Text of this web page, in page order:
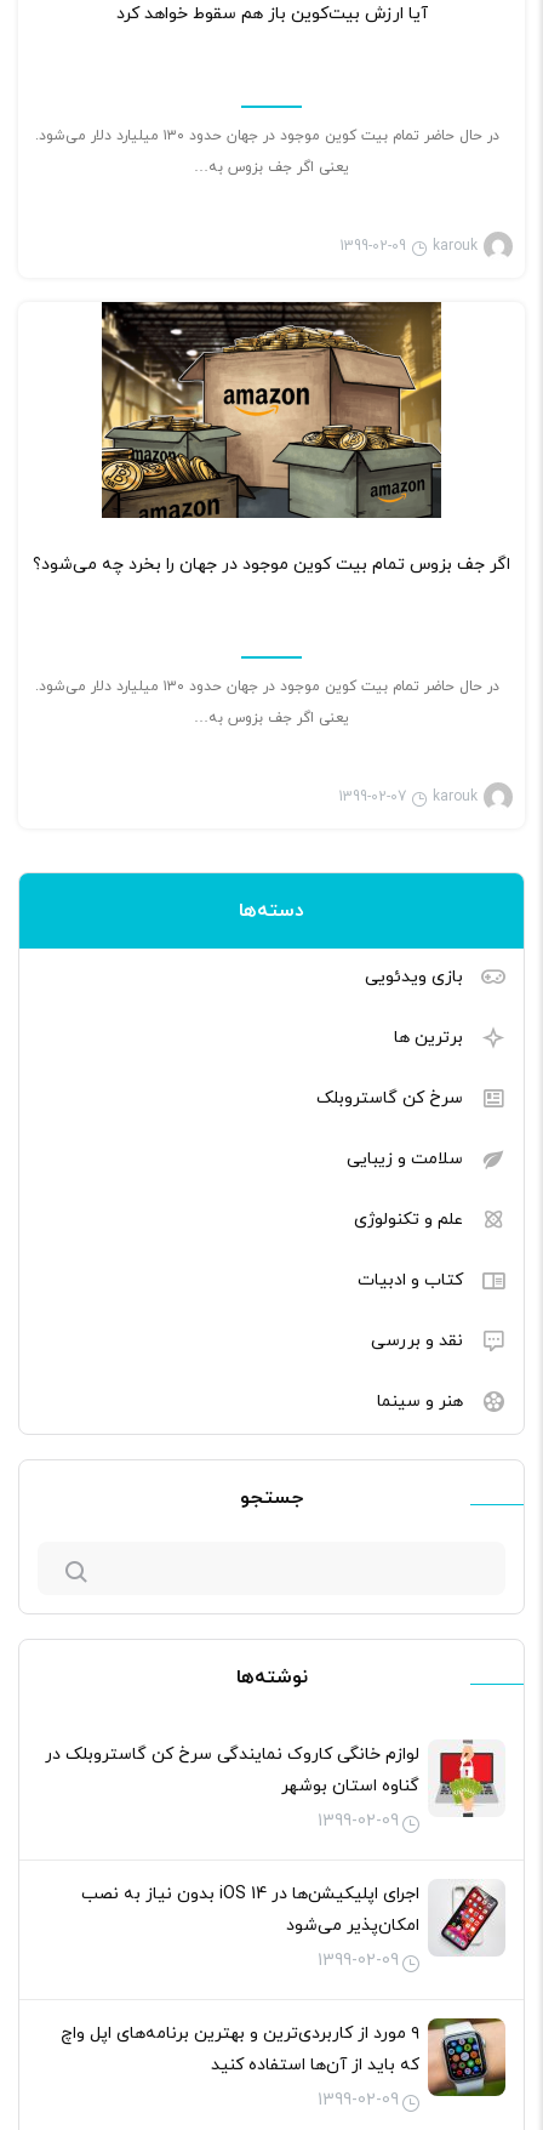
دسته‌ها
بازی ویدئویی
برترین ها
سرخ کن گاستروبلک
سلامت و زیبایی
علم و تکنولوژی
کتاب و ادبیات
نقد و بررسی
هنر و سینما
جستجو
نوشته‌ها
لوازم خانگی کاروک نمایندگی سرخ کن گاستروبلک در
گناوه استان بوشهر
1399-02-09
اجرای اپلیکیشن‌ها در iOS 14 بدون نیاز به نصب
امکان‌پذیر می‌شود
1399-02-09
۹ مورد از کاربردی‌ترین و بهترین برنامه‌های اپل واچ
که باید از آن‌ها استفاده کنید
1399-02-09
آیا ارزش بیت‌کوین باز هم سقوط خواهد کرد
در حال حاضر تمام بیت کوین موجود در جهان حدود ۱۳۰ میلیارد دلار می‌شود.
یعنی اگر جف بزوس به…
karouk
1399-02-09
اگر جف بزوس تمام بیت کوین موجود در جهان را بخرد چه می‌شود؟
در حال حاضر تمام بیت کوین موجود در جهان حدود ۱۳۰ میلیارد دلار می‌شود.
یعنی اگر جف بزوس به…
karouk
1399-02-07